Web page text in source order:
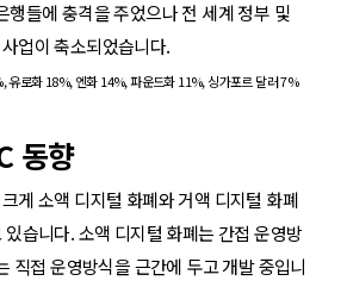
행들에 충격을 주었으나 전 세계 정부 및
업이 축소되었습니다.
유로화 18%, 엔화 14%, 파운드화 11%, 싱가포르 달러 7%
동향
게 소액 디지털 화폐와 거액 디지털 화폐
습니다. 소액 디지털 화폐는 간접 운영방
직접 운영방식을 근간에 두고 개발 중입니